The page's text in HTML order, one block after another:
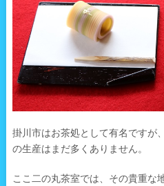
掛川市はお茶処として有名ですが
の生産はまだ多くありません。
ここ二の丸茶室では、その貴重な